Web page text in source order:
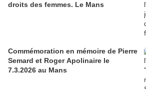
droits des femmes. Le Mans
Commémoration en mémoire de Pierre
Semard et Roger Apolinaire le
7.3.2026 au Mans